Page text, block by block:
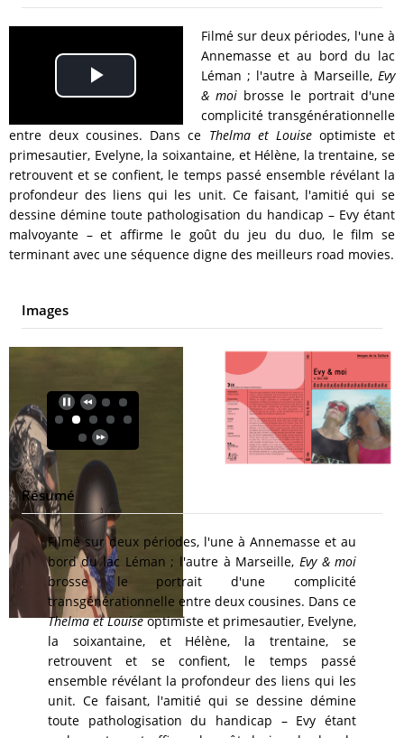
Play
Video
Filmé sur deux périodes, l'une à
Annemasse et au bord du lac
Léman ; l'autre à Marseille, Evy
& moibrosse le portrait d'une
complicité transgénérationnelle
entre deux cousines. Dans ce Thelma et Louiseoptimiste et
primesautier, Evelyne, la soixantaine, et Hélène, la trentaine, se
retrouvent et se confient, le temps passé ensemble révélant la
profondeur des liens qui les unit. Ce faisant, l'amitié qui se
dessine démine toute pathologisation du handicap – Evy étant
malvoyante – et affirme le goût du jeu du duo, le film se
terminant avec une séquence digne des meilleurs road movies.
Images
Résumé
Filmé sur deux périodes, l'une à Annemasse et au
bord du lac Léman ; l'autre à Marseille, Evy & moi
brosse le portrait d'une complicité
transgénérationnelle entre deux cousines. Dans ce
Thelma et Louiseoptimiste et primesautier, Evelyne,
la soixantaine, et Hélène, la trentaine, se
retrouvent et se confient, le temps passé
ensemble révélant la profondeur des liens qui les
unit. Ce faisant, l'amitié qui se dessine démine
toute pathologisation du handicap – Evy étant